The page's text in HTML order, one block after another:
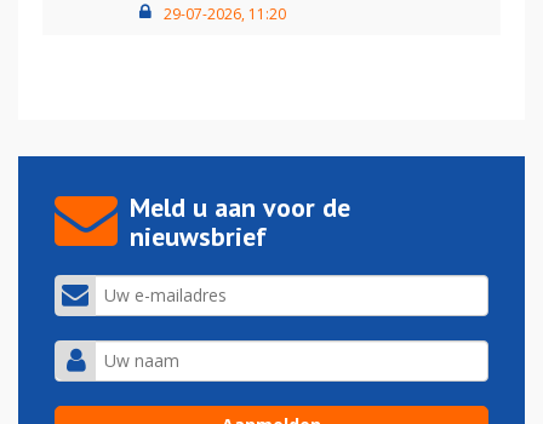
29-07-2026, 11:20
Meld u aan voor de
nieuwsbrief